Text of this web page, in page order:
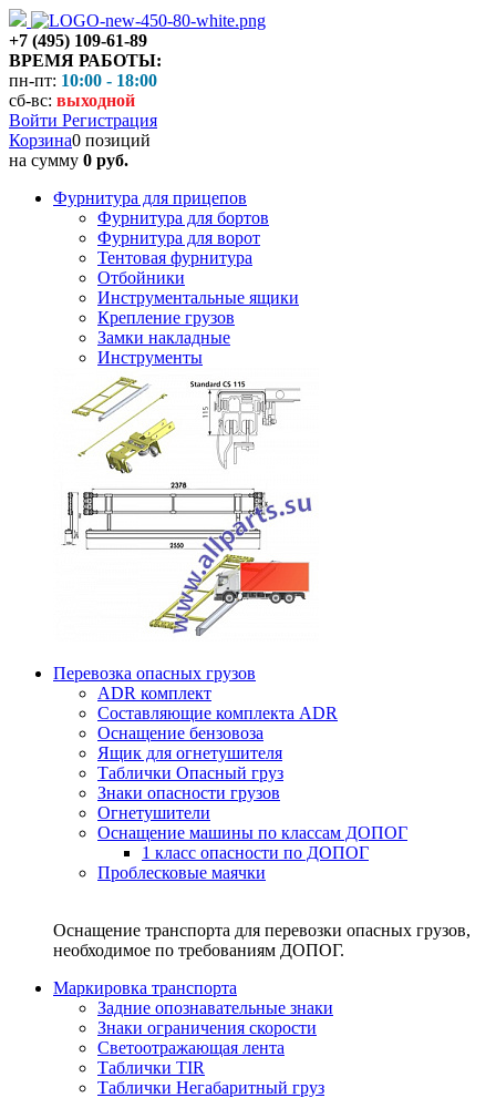
+7 (495) 109-61-89
ВРЕМЯ РАБОТЫ:
пн-пт: 10:00 - 18:00
сб-вс: выходной
Войти Регистрация
Корзина0 позиций
на сумму 0 руб.
Фурнитура для прицепов
Фурнитура для бортов
Фурнитура для ворот
Тентовая фурнитура
Отбойники
Инструментальные ящики
Крепление грузов
Замки накладные
Инструменты
Перевозка опасных грузов
ADR комплект
Составляющие комплекта ADR
Оснащение бензовоза
Ящик для огнетушителя
Таблички Опасный груз
Знаки опасности грузов
Огнетушители
Оснащение машины по классам ДОПОГ
1 класс опасности по ДОПОГ
Проблесковые маячки
Оснащение транспорта для перевозки опасных грузов,
необходимое по требованиям ДОПОГ.
Маркировка транспорта
Задние опознавательные знаки
Знаки ограничения скорости
Светоотражающая лента
Таблички TIR
Таблички Негабаритный груз